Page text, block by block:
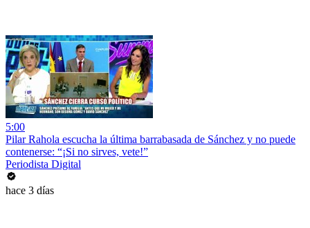
5:00
Pilar Rahola escucha la última barrabasada de Sánchez y no puede
contenerse: “¡Si no sirves, vete!”
Periodista Digital
hace 3 días